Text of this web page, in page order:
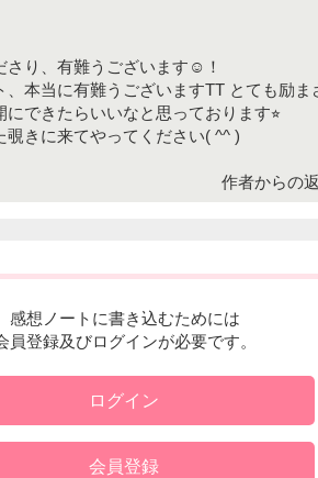
さり、有難うございます☺️！
本当に有難うございますTT とても励ま
できたらいいなと思っております⭐︎
きに来てやってください( ^^ )
作者からの
感想ノートに書き込むためには
員登録及びログインが必要です。
ログイン
会員登録